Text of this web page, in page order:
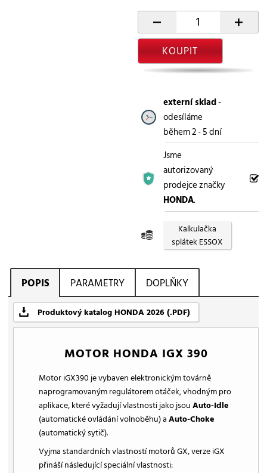
- +
KOUPIT
externí sklad-
odesíláme
během 2 - 5 dní
Jsme
autorizovaný
prodejce značky
HONDA.
Kalkulačka
splátek ESSOX
POPIS PARAMETRY DOPLŇKY
Produktový katalog HONDA 2026 (.PDF)
MOTOR HONDA IGX 390
Motor iGX390 je vybaven elektronickým továrně
naprogramovaným regulátorem otáček, vhodným pro
aplikace, které vyžadují vlastnosti jako jsouAuto-Idle
(automatické ovládání volnoběhu) aAuto-Choke
(automatický sytič).
Vyjma standardních vlastností motorů GX, verze iGX
přináší následující speciální vlastnosti: